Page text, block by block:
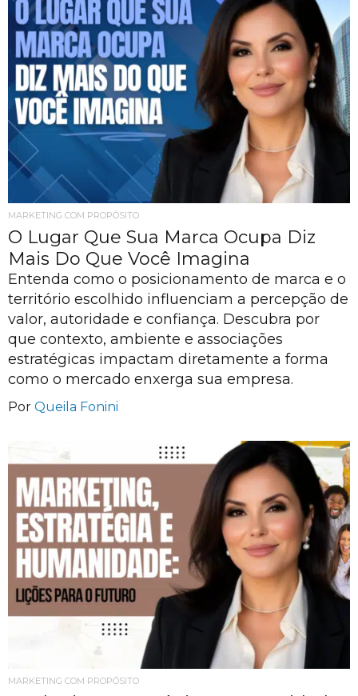
MARKETING COM PROPÓSITO
O Lugar Que Sua Marca Ocupa Diz
Mais Do Que Você Imagina
Entenda como o posicionamento de marca e o
território escolhido influenciam a percepção de
valor, autoridade e confiança. Descubra por
que contexto, ambiente e associações
estratégicas impactam diretamente a forma
como o mercado enxerga sua empresa.
Por Queila Fonini
MARKETING COM PROPÓSITO